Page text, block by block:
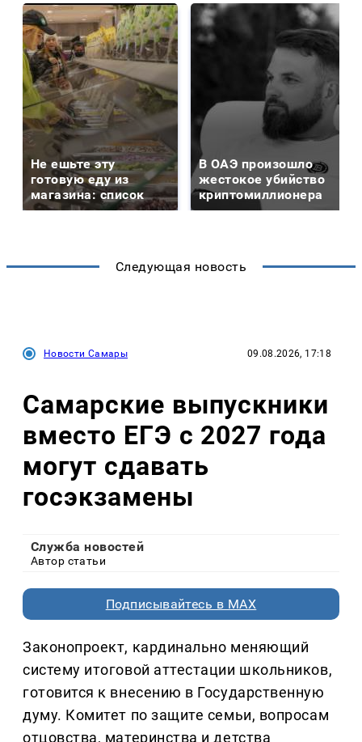
Не ешьте эту
готовую еду из
магазина: список
В ОАЭ произошло
жестокое убийство
криптомиллионера
Следующая новость
Новости Самары 09.08.2026, 17:18
Самарские выпускники
вместо ЕГЭ с 2027 года
могут сдавать
госэкзамены
Служба новостей
Автор статьи
Подписывайтесь в MAX
Законопроект, кардинально меняющий
систему итоговой аттестации школьников,
готовится к внесению в Государственную
думу. Комитет по защите семьи, вопросам
отцовства, материнства и детства